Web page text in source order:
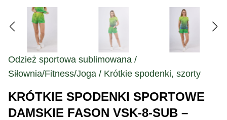
Odzież sportowa sublimowana /
Siłownia/Fitness/Joga / Krótkie spodenki, szorty
KRÓTKIE SPODENKI SPORTOWE
DAMSKIE FASON VSK-8-SUB –